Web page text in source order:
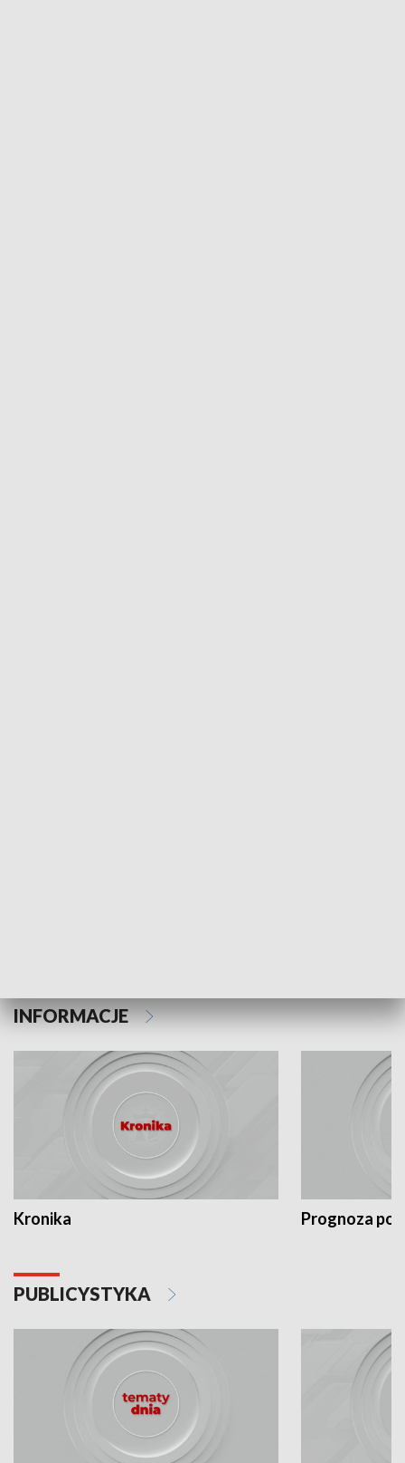
INFORMACJE
Kronika Prognoza
PUBLICYSTYKA